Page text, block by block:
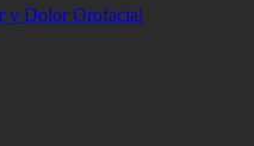
y Dolor Orofacial